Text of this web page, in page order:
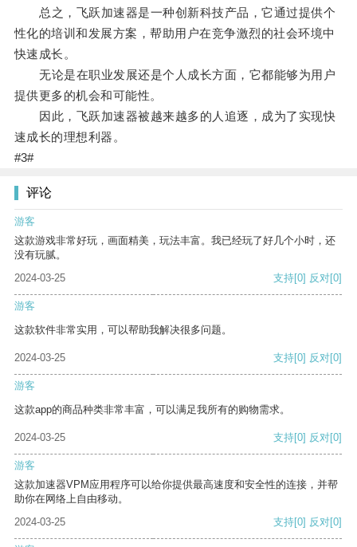
总之，飞跃加速器是一种创新科技产品，它通过提供个
性化的培训和发展方案，帮助用户在竞争激烈的社会环境中
快速成长。
无论是在职业发展还是个人成长方面，它都能够为用户
提供更多的机会和可能性。
因此，飞跃加速器被越来越多的人追逐，成为了实现快
速成长的理想利器。
#3#
评论
游客
这款游戏非常好玩，画面精美，玩法丰富。我已经玩了好几个小时，还
没有玩腻。
2024-03-25
支持[0] 反对[0]
游客
这款软件非常实用，可以帮助我解决很多问题。
2024-03-25 支持[0] 反对[0]
游客
这款app的商品种类非常丰富，可以满足我所有的购物需求。
2024-03-25 支持[0] 反对[0]
游客
这款加速器VPM应用程序可以给你提供最高速度和安全性的连接，并帮
助你在网络上自由移动。
2024-03-25
支持[0] 反对[0]